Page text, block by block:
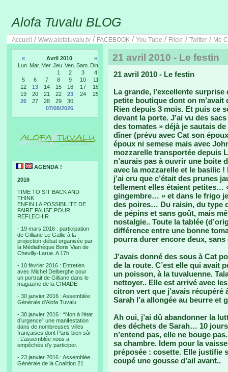
Alofa Tuvalu BLOG
Accueil / Www.alofatuvalu.tv / FACEBOOK / You Tube / Flickr / Twitter / Me
« Avril 2010
»
Lun. Mar. Mer. Jeu. Ven. Sam. Dim.
1
2 3
4
5
6 7 8 9 10
11
12
13 14 15 16 17
18
19
20 21 22 23 24
25
26
27 28 29
30
07/08/2026
AGENDA !
2016
TIME TO SIT BACK AND
THINK
ENFIN LA POSSIBILITE DE
FAIRE PAUSE POUR
REFLECHIR
- 19 mars 2016 : participation
de Gilliane Le Gallic à la
projection-débat organisée par
la Médiathèque Boris Vian de
Chevilly-Larue. A 17h
- 10 février 2016 : Entretien
avec Michel Delberghe pour
un portrait de Gilliane dans le
magazine de la CIMADE
- 30 janvier 2016 : Assemblée
Générale d’Alofa Tuvalu
- 30 janvier 2016 : “Non à l’état
d’urgence” une manifestation
dans de nombreuses villes
françaises dont Paris bien sûr
. L’assemblée nous a
empêchés d’y participer.
- 23 janvier 2016 : Assemblée
Générale de la Coalition 21
21 avril 2010 - Le festin
21 avril 2010 - Le festin
La grande, l’excellente
petite boutique dont on m’avait
Rien depuis 3 mois. Et puis ce
devant la porte. J’ai vu des
des tomates » déjà je sautais
dîner (prévu avec Cat son
époux ni semese mais avec
mozzarelle transportée depuis
n’aurais pas à ouvrir une boite
avec la mozzarelle et le basilic
j’ai cru que c’était des prunes
tellement elles étaient petites…
gingembre… » et dans le frigo
des poires… Du raisin, du type
de pépins et sans goût, mais
nostalgie.. Toute la tablée
différence entre une bonne
pourra durer encore deux,
J’avais donné des sous à Cat
de la route. C’est elle qui avait
un poisson, à la tuvaluenne.
nettoyer.. Elle est arrivé avec
citron vert que j’avais récupéré
Sarah l’a allongée au beurre
Ah oui, j’ai dû abandonner la
des déchets de Sarah… 10
n’entend pas, elle ne bouge
sa chambre. Idem pour la
préposée : cosette. Elle justifie
coupé une gousse d’ail avant..